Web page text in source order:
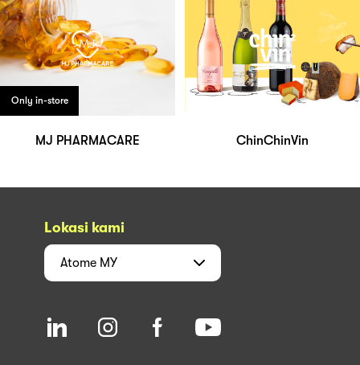
Only in-store
MJ PHARMACARE ChinChinVin
Lokasi kami
Atome MY